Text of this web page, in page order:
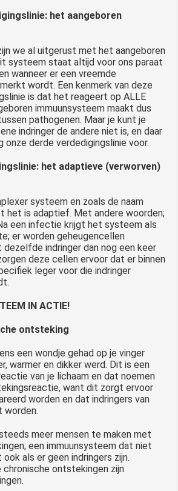
het aangeboren
we al uitgerust met het aangeboren
systeem staat altijd voor ons paraat
wanneer er een vreemde
wordt. Een kenmerk van deze
is dat het reageert op ALLE
immuunsysteem maakt dus
pathogenen. Maar je kunt je
indringer de andere niet is, en daar
onze derde verdedigingslinie voor.
het adaptieve (verworven)
systeem en zoals de naam
het is adaptief. Met andere woorden;
een infectie krijgt het systeem als
er worden geheugencellen
indringer dan nog een keer
deze cellen ervoor dat er binnen
leger voor die indringer
IN ACTIE!
ontsteking
een wondje gehad op je vinger
warmer en dikker werd. Dit is een
van je lichaam en dat noemen
want dit zorgt ervoor
worden en dat indringers van
worden.
meer mensen te maken met
een immuunsysteem dat niet
als er geen indringers zijn.
ontstekingen zijn